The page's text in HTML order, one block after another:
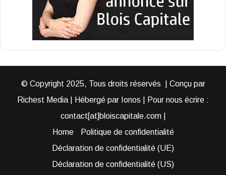
© Copyright 2025, Tous droits réservés | Conçu par
Richest Media | Hébergé par Ionos | Pour nous écrire :
contact[at]bloiscapitale.com |
Home
Politique de confidentialité
Déclaration de confidentialité (UE)
Déclaration de confidentialité (US)